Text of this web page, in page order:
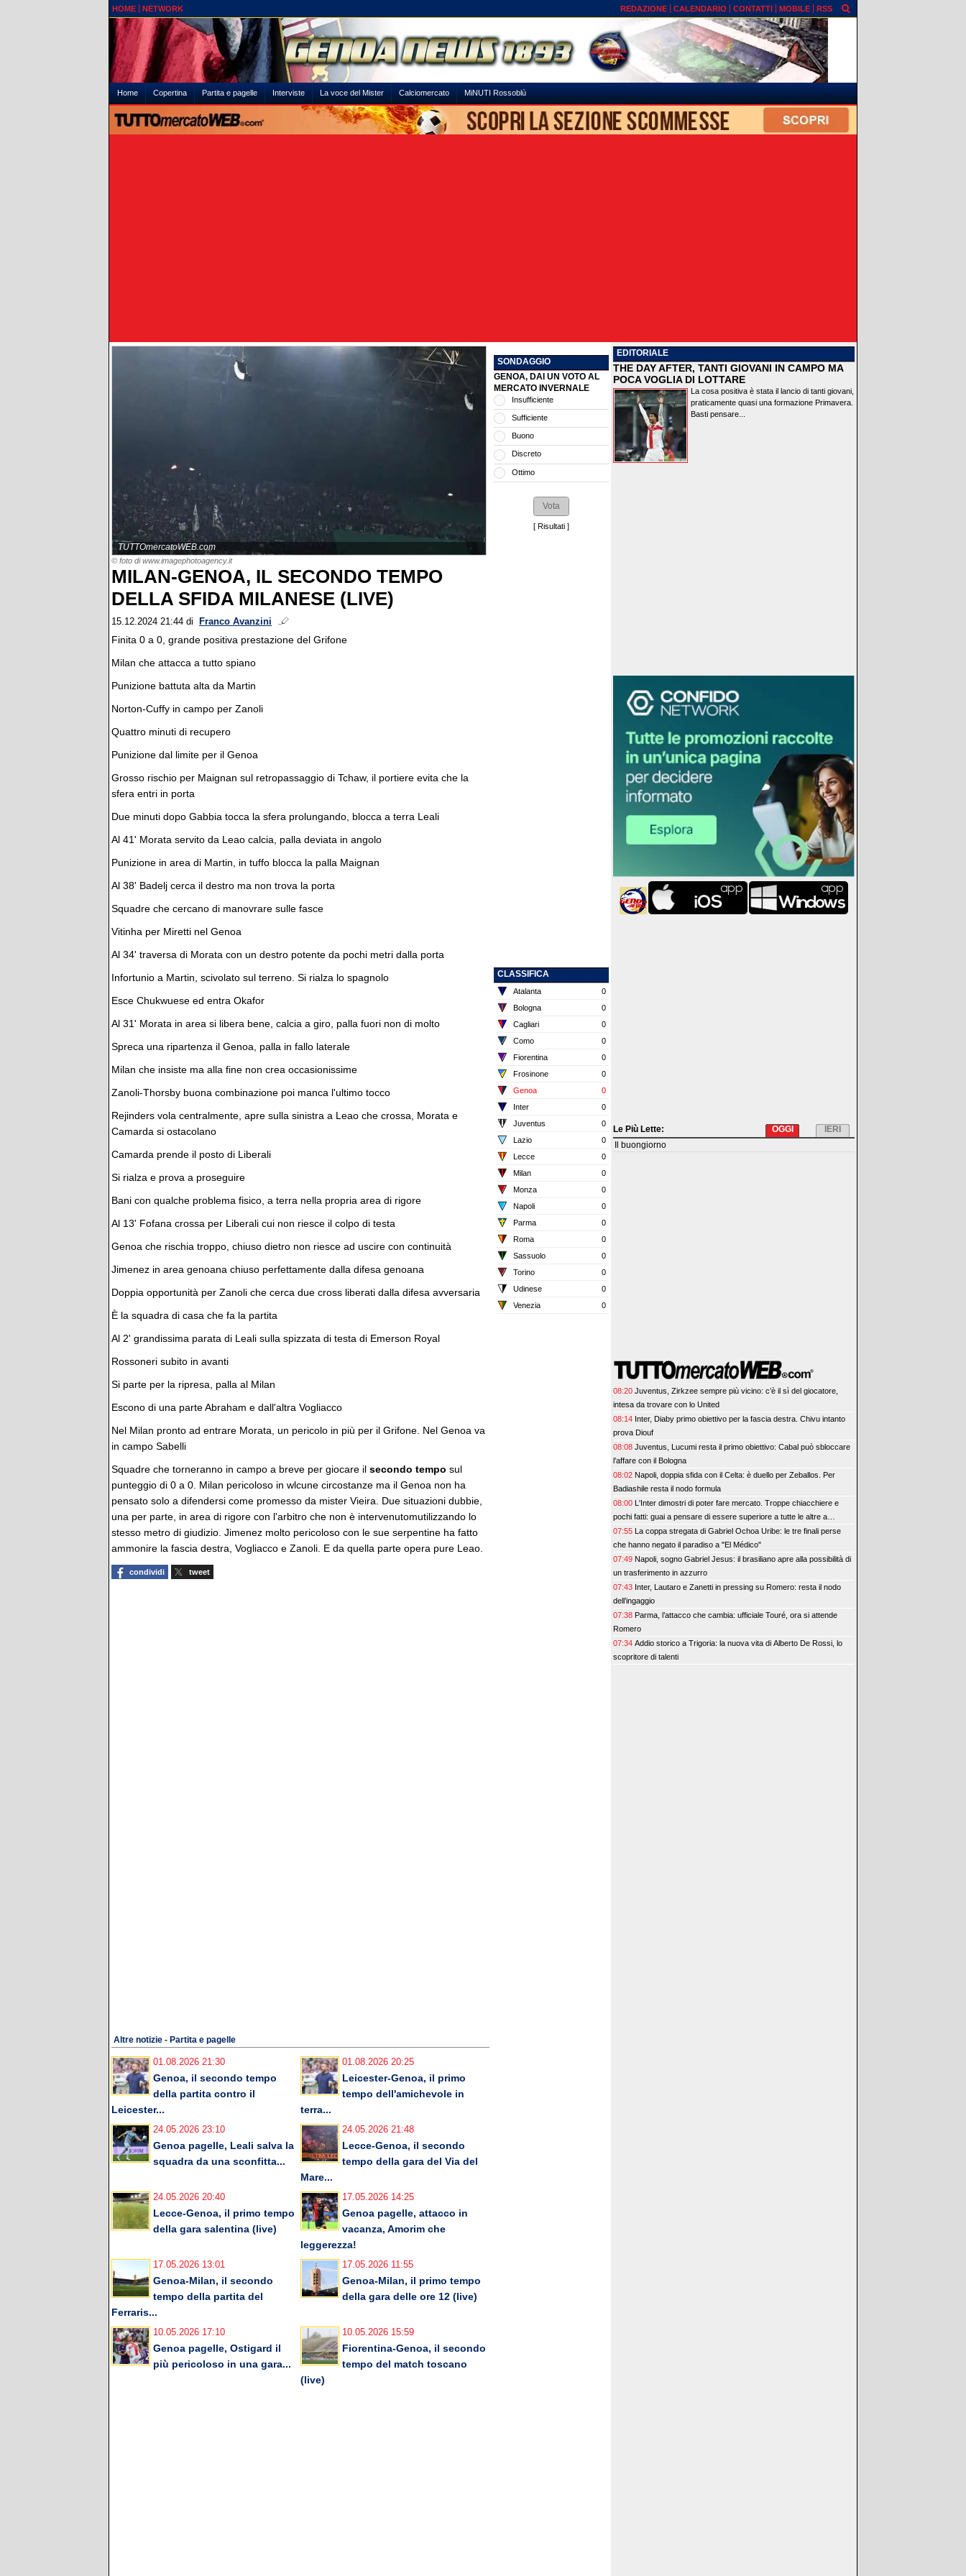
HOME NETWORK REDAZIONE CALENDARIO CONTATTI MOBILE RSS
Home Copertina Partita e pagelle Interviste La voce del Mister Calciomercato MiNUTI Rossoblù
TUTTOmercatoWEB.com
© foto di www.imagephotoagency.it
MILAN-GENOA, IL SECONDO TEMPO
DELLA SFIDA MILANESE (LIVE)
15.12.2024 21:44 di Franco Avanzini
Finita 0 a 0, grande positiva prestazione del Grifone
Milan che attacca a tutto spiano
Punizione battuta alta da Martin
Norton-Cuffy in campo per Zanoli
Quattro minuti di recupero
Punizione dal limite per il Genoa
Grosso rischio per Maignan sul retropassaggio di Tchaw, il portiere evita che la
sfera entri in porta
Due minuti dopo Gabbia tocca la sfera prolungando, blocca a terra Leali
Al 41' Morata servito da Leao calcia, palla deviata in angolo
Punizione in area di Martin, in tuffo blocca la palla Maignan
Al 38' Badelj cerca il destro ma non trova la porta
Squadre che cercano di manovrare sulle fasce
Vitinha per Miretti nel Genoa
Al 34' traversa di Morata con un destro potente da pochi metri dalla porta
Infortunio a Martin, scivolato sul terreno. Si rialza lo spagnolo
Esce Chukwuese ed entra Okafor
Al 31' Morata in area si libera bene, calcia a giro, palla fuori non di molto
Spreca una ripartenza il Genoa, palla in fallo laterale
Milan che insiste ma alla fine non crea occasionissime
Zanoli-Thorsby buona combinazione poi manca l'ultimo tocco
Rejinders vola centralmente, apre sulla sinistra a Leao che crossa, Morata e
Camarda si ostacolano
Camarda prende il posto di Liberali
Si rialza e prova a proseguire
Bani con qualche problema fisico, a terra nella propria area di rigore
Al 13' Fofana crossa per Liberali cui non riesce il colpo di testa
Genoa che rischia troppo, chiuso dietro non riesce ad uscire con continuità
Jimenez in area genoana chiuso perfettamente dalla difesa genoana
Doppia opportunità per Zanoli che cerca due cross liberati dalla difesa avversaria
È la squadra di casa che fa la partita
Al 2' grandissima parata di Leali sulla spizzata di testa di Emerson Royal
Rossoneri subito in avanti
Si parte per la ripresa, palla al Milan
Escono di una parte Abraham e dall'altra Vogliacco
Nel Milan pronto ad entrare Morata, un pericolo in più per il Grifone. Nel Genoa va
in campo Sabelli
Squadre che torneranno in campo a breve per giocare il secondo tempo sul
punteggio di 0 a 0. Milan pericoloso in wlcune circostanze ma il Genoa non ha
pensato solo a difendersi come promesso da mister Vieira. Due situazioni dubbie,
una per parte, in area di rigore con l'arbitro che non è intervenutomutilizzando lo
stesso metro di giudizio. Jimenez molto pericoloso con le sue serpentine ha fatto
ammonire la fascia destra, Vogliacco e Zanoli. E da quella parte opera pure Leao.
condividi tweet
Altre notizie - Partita e pagelle
01.08.2026 21:30
Genoa, il secondo tempo
della partita contro il
Leicester...
01.08.2026 20:25
Leicester-Genoa, il primo
tempo dell'amichevole in
terra...
24.05.2026 23:10
Genoa pagelle, Leali salva la
squadra da una sconfitta...
24.05.2026 21:48
Lecce-Genoa, il secondo
tempo della gara del Via del
Mare...
24.05.2026 20:40
Lecce-Genoa, il primo tempo
della gara salentina (live)
17.05.2026 14:25
Genoa pagelle, attacco in
vacanza, Amorim che
leggerezza!
17.05.2026 13:01
Genoa-Milan, il secondo
tempo della partita del
Ferraris...
17.05.2026 11:55
Genoa-Milan, il primo tempo
della gara delle ore 12 (live)
10.05.2026 17:10
Genoa pagelle, Ostigard il
più pericoloso in una gara...
10.05.2026 15:59
Fiorentina-Genoa, il secondo
tempo del match toscano
(live)
SONDAGGIO
GENOA, DAI UN VOTO AL
MERCATO INVERNALE
Insufficiente
Sufficiente
Buono
Discreto
Ottimo
[ Risultati ]
CLASSIFICA
Atalanta
0
Bologna
0
Cagliari
0
Como
0
Fiorentina
0
Frosinone
0
Genoa
0
Inter
0
Juventus
0
Lazio
0
Lecce
0
Milan
0
Monza
0
Napoli
0
Parma
0
Roma
0
Sassuolo
0
Torino
0
Udinese
0
Venezia
0
EDITORIALE
THE DAY AFTER, TANTI GIOVANI IN CAMPO MA
POCA VOGLIA DI LOTTARE
La cosa positiva è stata il lancio di tanti giovani,
praticamente quasi una formazione Primavera.
Basti pensare...
Le Più Lette: IERI
OGGI
Il buongiorno
08:20 Juventus, Zirkzee sempre più vicino: c’è il sì del giocatore,
intesa da trovare con lo United
08:14 Inter, Diaby primo obiettivo per la fascia destra. Chivu intanto
prova Diouf
08:08 Juventus, Lucumi resta il primo obiettivo: Cabal può sbloccare
l’affare con il Bologna
08:02 Napoli, doppia sfida con il Celta: è duello per Zeballos. Per
Badiashile resta il nodo formula
08:00 L'Inter dimostri di poter fare mercato. Troppe chiacchiere e
pochi fatti: guai a pensare di essere superiore a tutte le altre a
prescindere. Juve, il portiere può diventare un "problema". Milan-
Leao, serve una decisione netta
07:55 La coppa stregata di Gabriel Ochoa Uribe: le tre finali perse
che hanno negato il paradiso a "El Médico"
07:49 Napoli, sogno Gabriel Jesus: il brasiliano apre alla possibilità di
un trasferimento in azzurro
07:43 Inter, Lautaro e Zanetti in pressing su Romero: resta il nodo
dell’ingaggio
07:38 Parma, l’attacco che cambia: ufficiale Touré, ora si attende
Romero
07:34 Addio storico a Trigoria: la nuova vita di Alberto De Rossi, lo
scopritore di talenti